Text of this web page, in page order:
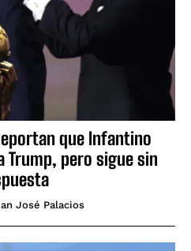
que Infantino
pero sigue sin
José Palacios